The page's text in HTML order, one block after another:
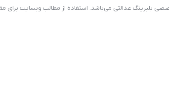
بلبرینگ عدالتی می‌باشد. استفاده از مطالب وبسایت برای